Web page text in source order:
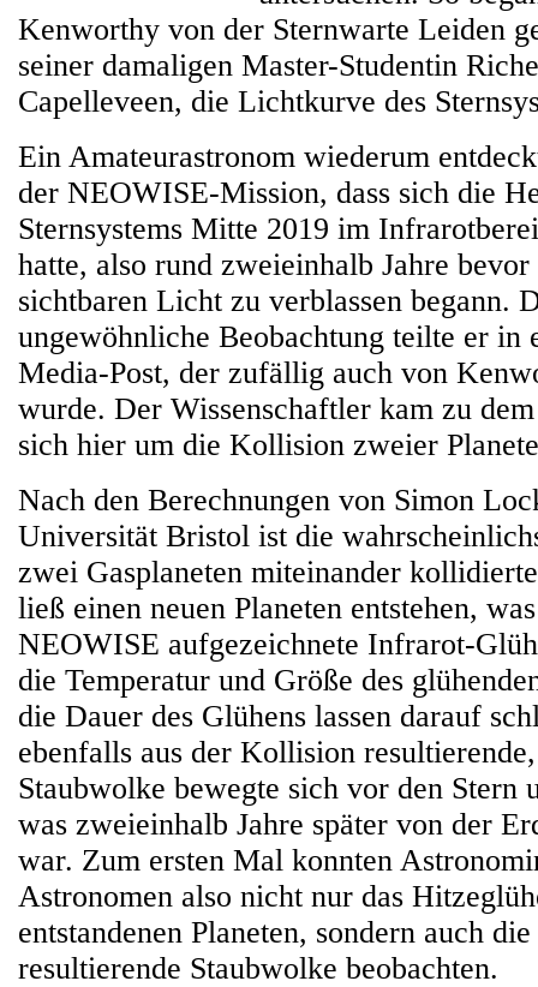
Kenworthy von der Sternwarte Leiden
seiner damaligen Master-Studentin
Capelleveen, die Lichtkurve des
Ein Amateurastronom wiederum
der NEOWISE-Mission, dass sich die
Sternsystems Mitte 2019 im
hatte, also rund zweieinhalb Jahre
sichtbaren Licht zu verblassen begann.
ungewöhnliche Beobachtung teilte er in
Media-Post, der zufällig auch von
wurde. Der Wissenschaftler kam zu dem
sich hier um die Kollision zweier
Nach den Berechnungen von Simon
Universität Bristol ist die
zwei Gasplaneten miteinander
ließ einen neuen Planeten entstehen,
NEOWISE aufgezeichnete Infrarot-
die Temperatur und Größe des
die Dauer des Glühens lassen darauf
ebenfalls aus der Kollision
Staubwolke bewegte sich vor den Stern
was zweieinhalb Jahre später von der
war. Zum ersten Mal konnten
Astronomen also nicht nur das
entstandenen Planeten, sondern auch
resultierende Staubwolke beobachten.